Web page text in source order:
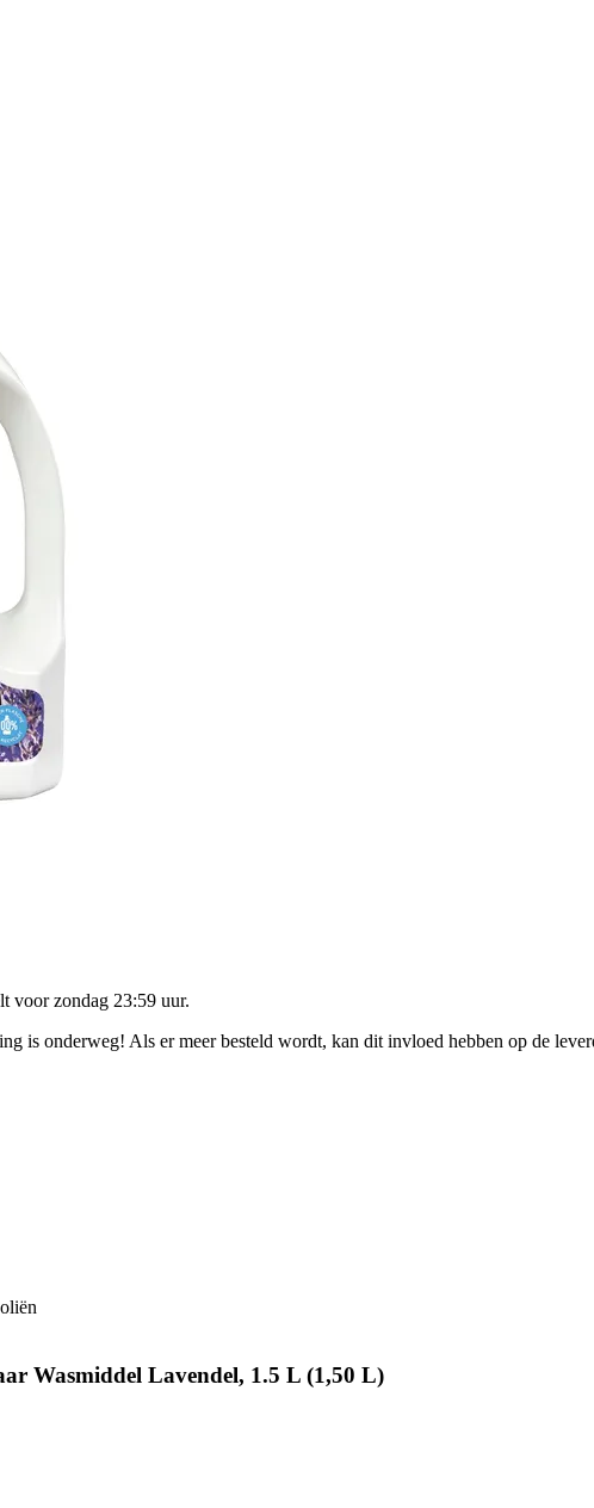
voorzondag 23:59 uur.
is onderweg! Als er meer besteld wordt, kan dit invloed hebben op de
Wasmiddel Lavendel, 1.5 L (1,50 L)